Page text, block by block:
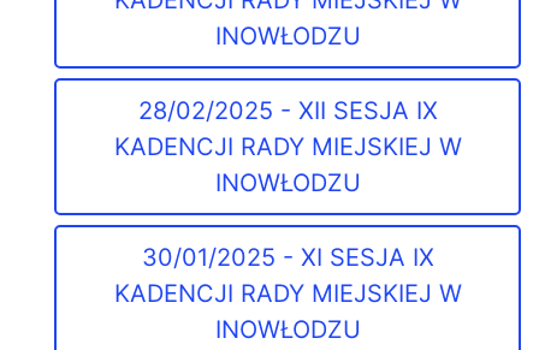
INOWŁODZU
28/02/2025 - XII SESJA IX
KADENCJI RADY MIEJSKIEJ W
INOWŁODZU
30/01/2025 - XI SESJA IX
KADENCJI RADY MIEJSKIEJ W
INOWŁODZU